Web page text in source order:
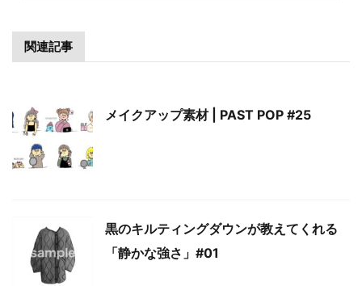
関連記事
メイクアップ素材 | PAST POP #25
黒のキルティングダウンが教えてくれる
「静かな強さ」#01